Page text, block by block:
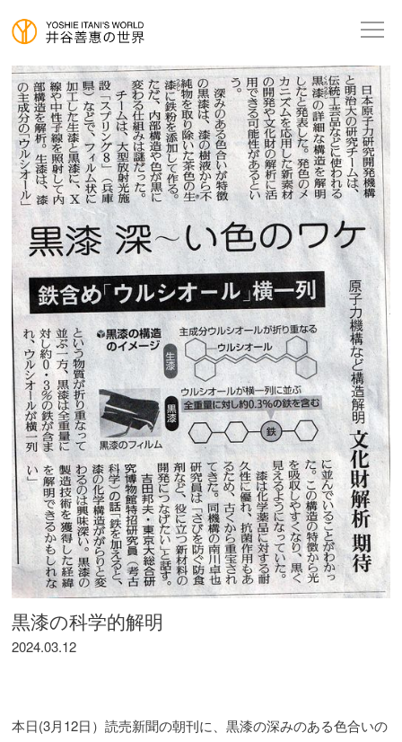
黒漆の科学的解明
2024.03.12
本日(3月12日）読売新聞の朝刊に、黒漆の深みのある色合いの